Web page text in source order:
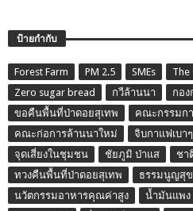
ป้ายกำกับ
Forest Farm PM 2.5 SMEs
The
Zero sugar bread
กวีล้านนา กอง
ขอคืนพื้นที่ป่าดอยสุเทพ
คณะกรรมก
คณะก่อการล้านนาใหม่
จิบกาแฟเบา
จุดเสี่ยงในชุมชน
ชัยภูมิ ป่าแส
ชา
ทวงคืนพื้นที่ป่าดอยสุเทพ
ธรรมนูญสุ
นวัตกรรมอาหารคุณค่าสูง
น้ำมันแพง